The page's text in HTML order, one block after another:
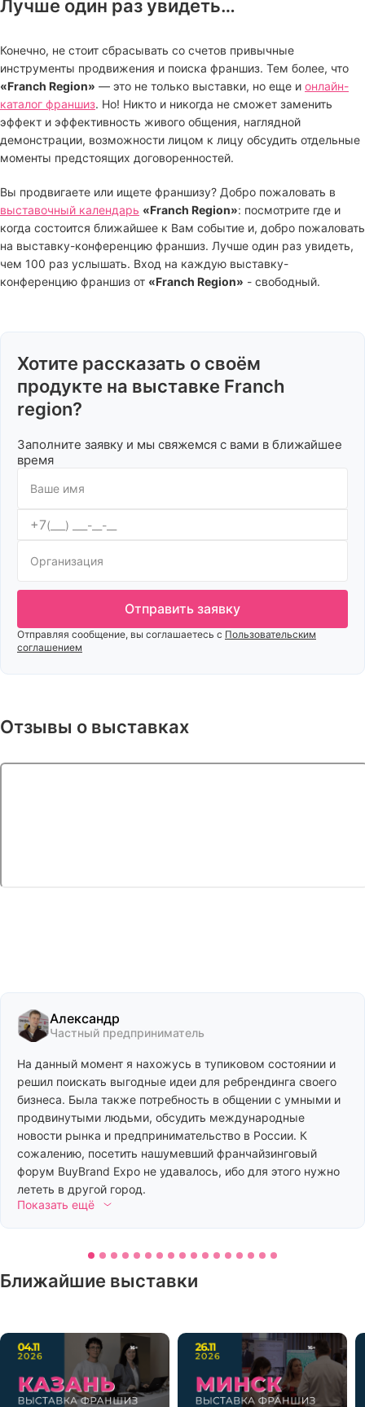
Лучше один раз увидеть…
Конечно, не стоит сбрасывать со счетов привычные
инструменты продвижения и поиска франшиз. Тем более, что
«Franch Region» — это не только выставки, но еще и онлайн-
каталог франшиз. Но! Никто и никогда не сможет заменить
эффект и эффективность живого общения, наглядной
демонстрации, возможности лицом к лицу обсудить отдельные
моменты предстоящих договоренностей.
Вы продвигаете или ищете франшизу? Добро пожаловать в
выставочный календарь «Franch Region»: посмотрите где и
когда состоится ближайшее к Вам событие и, добро пожаловать
на выставку-конференцию франшиз. Лучше один раз увидеть,
чем 100 раз услышать. Вход на каждую выставку-
конференцию франшиз от «Franch Region» - свободный.
Хотите рассказать о своём
продукте на выставке Franch
region?
Заполните заявку и мы свяжемся с вами в ближайшее
время
+7
Отправить заявку
Отправляя сообщение, вы соглашаетесь с Пользовательским
соглашением
Отзывы о выставках
Александр
Частный предприниматель
На данный момент я нахожусь в тупиковом состоянии и
решил поискать выгодные идеи для ребрендинга своего
бизнеса. Была также потребность в общении с умными и
продвинутыми людьми, обсудить международные
новости рынка и предпринимательство в России. К
сожалению, посетить нашумевший франчайзинговый
форум BuyBrand Expo не удавалось, ибо для этого нужно
лететь в другой город.
Показать ещё
Ближайшие выставки